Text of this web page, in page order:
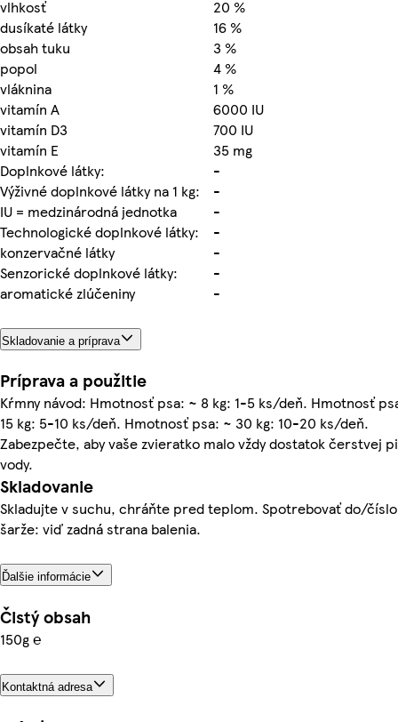
vlhkosť
20 %
dusíkaté látky
16 %
obsah tuku
3 %
popol
4 %
vláknina
1 %
vitamín A
6000 IU
vitamín D3
700 IU
vitamín E
35 mg
Doplnkové látky:
-
Výživné doplnkové látky na 1 kg:
-
IU = medzinárodná jednotka
-
Technologické doplnkové látky:
-
konzervačné látky
-
Senzorické doplnkové látky:
-
aromatické zlúčeniny
-
Skladovanie a príprava
Príprava a použitie
Kŕmny návod: Hmotnosť psa: ~ 8 kg: 1-5 ks/deň. Hmotnosť
15 kg: 5-10 ks/deň. Hmotnosť psa: ~ 30 kg: 10-20 ks/deň.
Zabezpečte, aby vaše zvieratko malo vždy dostatok čerstvej
vody.
Skladovanie
Skladujte v suchu, chráňte pred teplom. Spotrebovať do/číslo
šarže: viď zadná strana balenia.
Ďalšie informácie
Čistý obsah
150g ℮
Kontaktná adresa